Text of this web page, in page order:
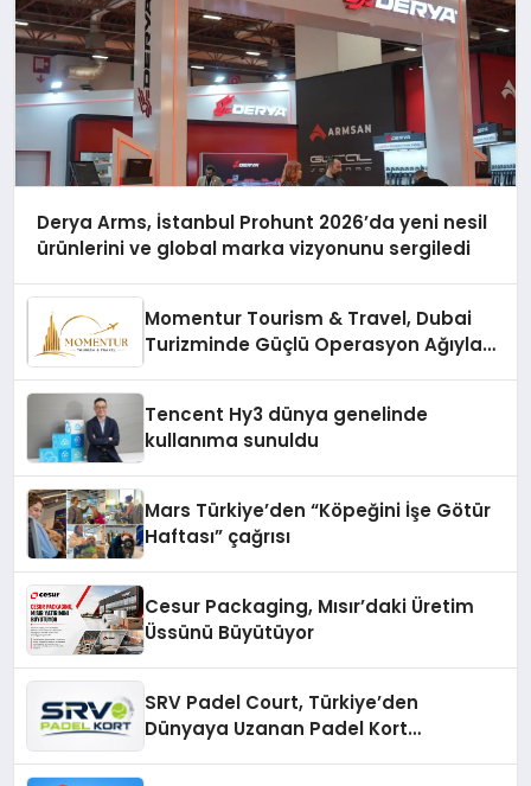
Derya Arms, İstanbul Prohunt 2026’da yeni nesil
ürünlerini ve global marka vizyonunu sergiledi
Momentur Tourism & Travel, Dubai
Turizminde Güçlü Operasyon Ağıyla
Tencent Hy3 dünya genelinde
kullanıma sunuldu
Mars Türkiye’den “Köpeğini İşe Götür
Haftası” çağrısı
Cesur Packaging, Mısır’daki Üretim
Üssünü Büyütüyor
SRV Padel Court, Türkiye’den
Dünyaya Uzanan Padel Kort